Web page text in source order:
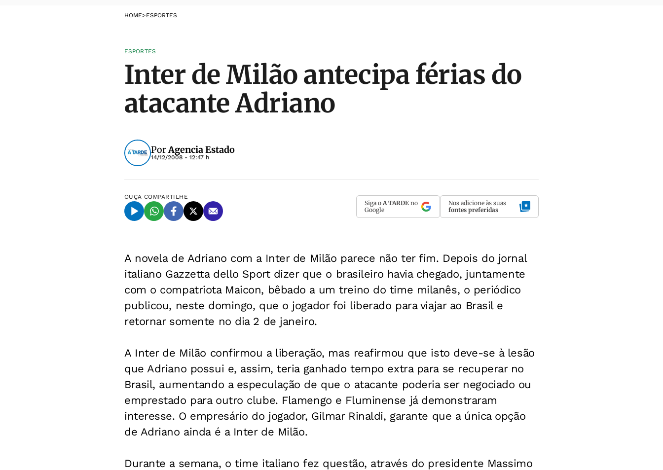
HOME>ESPORTES
ESPORTES
Inter de Milão antecipa férias do
atacante Adriano
PorAgencia Estado
14/12/2008 - 12:47 h
OUÇA COMPARTILHE
Siga o A TARDE no
Google
Nos adicione às suas
fontes preferidas
A novela de Adriano com a Inter de Milão parece não ter fim. Depois do jornal
italiano Gazzetta dello Sportdizer que o brasileiro havia chegado, juntamente
com o compatriota Maicon, bêbado a um treino do time milanês, o periódico
publicou, neste domingo, que o jogador foi liberado para viajar ao Brasil e
retornar somente no dia 2 de janeiro.
A Inter de Milão confirmou a liberação, mas reafirmou que isto deve-se à lesão
que Adriano possui e, assim, teria ganhado tempo extra para se recuperar no
Brasil, aumentando a especulação de que o atacante poderia ser negociado ou
emprestado para outro clube. Flamengo e Fluminense já demonstraram
interesse. O empresário do jogador, Gilmar Rinaldi, garante que a única opção
de Adriano ainda é a Inter de Milão.
Durante a semana, o time italiano fez questão, através do presidente Massimo